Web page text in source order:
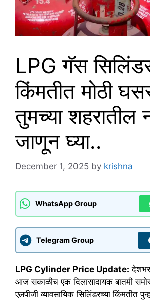
LPG गॅस
किंमतीत मोठी
तुमच्या शहरातील
जाणून घ्या..
December 1, 2025 by krishna
WhatsApp Group
Telegram Group
LPG Cylinder Price Update:
आज सकाळीच एक दिलासादायक बातमी
एलपीजी व्यावसायिक सिलिंडरच्या किंमतीत